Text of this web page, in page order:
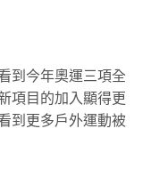
到今年奧運三項全
項目的加入顯得更
到更多戶外運動被